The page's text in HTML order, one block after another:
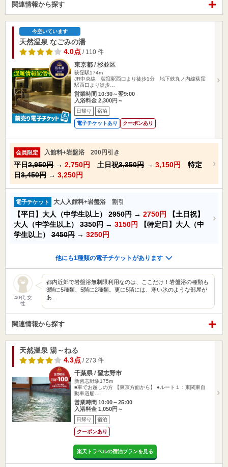
関連情報から探す
今空いています
天然温泉 なごみの湯
4.0点 / 110 件
東京都 / 杉並区
荻窪駅174m
JR中央線 荻窪駅西口より徒歩1分 地下鉄丸ノ内線荻窪
駅西口より徒歩…
営業時間 10:30～翌9:00
入浴料金 2,300円～
日帰り 宿泊
電子チケットあり クーポンあり
会員限定 入館料+岩盤浴 200円引き
平日2,950円 → 2,750円 土日祝3,350円 → 3,150円
特定
日3,450円 → 3,250円
電子チケット 大人入館料+岩盤浴 割引
【平日】大人（中学生以上） 2950円 → 2750円
【土日祝】
大人（中学生以上） 3350円 → 3150円
【特定日】大人（中
学生以上） 3450円 → 3250円
他にも1種類の電子チケットがあります
40代 女
性
都内近郊で岩盤浴無制限利用なのは、ここだけ！岩盤浴の種類も
3階に5種類、5階に2種類。更に5階には、寒い氷のような部屋が
あ…
関連情報から探す
天然温泉 湯～ねる
4.3点 / 273 件
千葉県 / 習志野市
新習志野駅175m
■車でお越しの方 【東京方面から】 ●ルート１：東関東自
動車道船…
営業時間 10:00～25:00
入浴料金 1,050円～
日帰り 宿泊
クーポンあり
楽天トラベルの宿泊プランを見る